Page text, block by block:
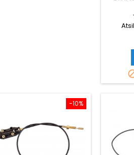
−10%